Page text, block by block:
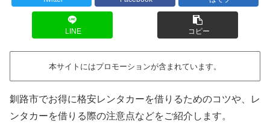
LINE コピー
本サイトにはプロモーションが含まれています。
釧路市でお得に格安レンタカーを借りるためのコツや、レ
ンタカーを借りる際の注意点などをご紹介します。